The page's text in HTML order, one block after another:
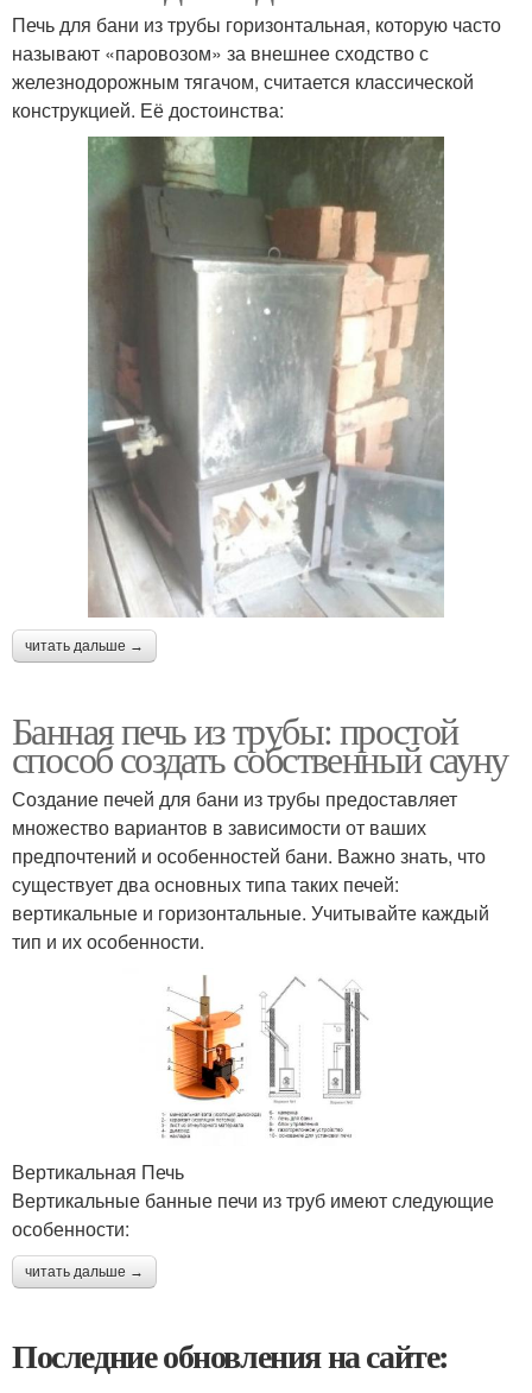
Печь для бани из трубы горизонтальная, которую часто
называют «паровозом» за внешнее сходство с
железнодорожным тягачом, считается классической
конструкцией. Её достоинства:
читать дальше →
Банная печь из трубы: простой
способ создать собственный сауну
Создание печей для бани из трубы предоставляет
множество вариантов в зависимости от ваших
предпочтений и особенностей бани. Важно знать, что
существует два основных типа таких печей:
вертикальные и горизонтальные. Учитывайте каждый
тип и их особенности.
Вертикальная Печь
Вертикальные банные печи из труб имеют следующие
особенности:
читать дальше →
Последние обновления на сайте: